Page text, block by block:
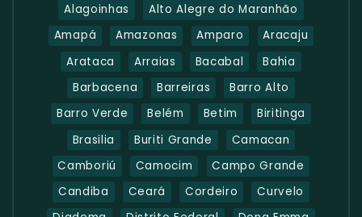
Alagoinhas
Alto Alegre do Maranhão
Amapá
Amazonas Amparo
Aracaju
Arataca
Arraias Bacabal
Bahia
Barbacena
Barreiras
Barro Alto
Barro Verde
Belém Betim
Biritinga
Brasilia
Buriti Grande
Camacan
Camboriú
Camocim
Campo Grande
Candiba
Ceará Cordeiro
Curvelo